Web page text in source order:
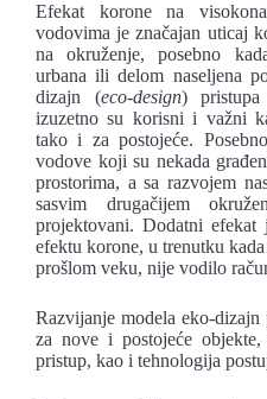
Efekat korone na
vodovima je značajan uticaj
na okruženje, posebno
urbana ili delom naseljena
dizajn (eco-design)
izuzetno su korisni i važni
tako i za postojeće.
vodove koji su nekada
prostorima, a sa razvojem
sasvim drugačijem
projektovani. Dodatni
efektu korone, u trenutku
prošlom veku, nije vodilo
Razvijanje modela eko-dizajn
za nove i postojeće
pristup, kao i tehnologija